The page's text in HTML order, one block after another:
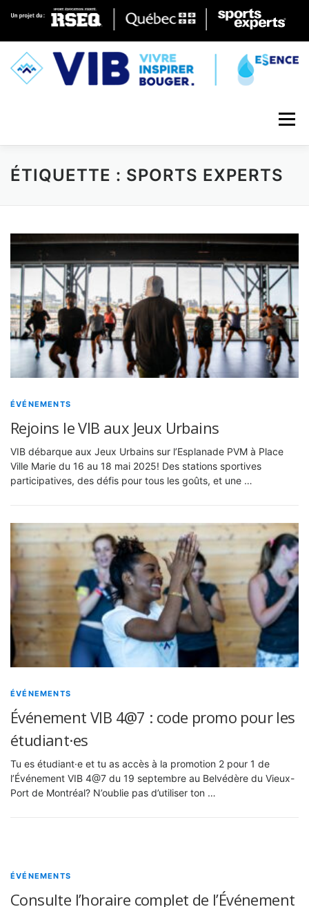
Skip to content
Menu
ÉTIQUETTE : SPORTS EXPERTS
ÉVÉNEMENTS
Rejoins le VIB aux Jeux Urbains
VIB débarque aux Jeux Urbains sur l’Esplanade PVM à Place
Ville Marie du 16 au 18 mai 2025! Des stations sportives
participatives, des défis pour tous les goûts, et une …
ÉVÉNEMENTS
Événement VIB 4@7 : code promo pour les
étudiant·es
Tu es étudiant·e et tu as accès à la promotion 2 pour 1 de
l’Événement VIB 4@7 du 19 septembre au Belvédère du Vieux-
Port de Montréal? N’oublie pas d’utiliser ton …
ÉVÉNEMENTS
Consulte l’horaire complet de l’Événement